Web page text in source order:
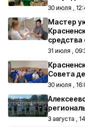
30 июля ,
Мастер
средства
31 июля ,
Совета
30 июля ,
3 августа ,